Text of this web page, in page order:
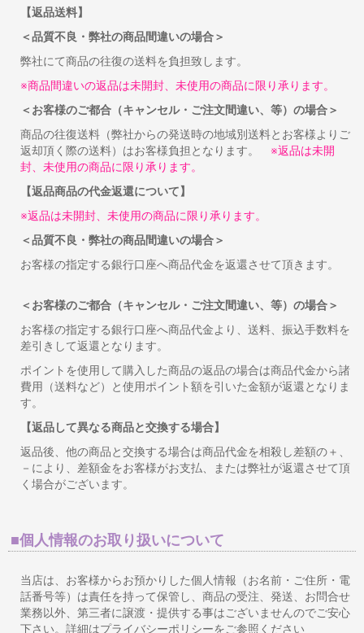
【返品送料】
＜品質不良・弊社の商品間違いの場合＞
弊社にて商品の往復の送料を負担致します。
※商品間違いの返品は未開封、未使用の商品に限り承ります。
＜お客様のご都合（キャンセル・ご注文間違い、等）の場合＞
商品の往復送料（弊社からの発送時の地域別送料とお客様よりご
返却頂く際の送料）はお客様負担となります。 ※返品は未開
封、未使用の商品に限り承ります。
【返品商品の代金返還について】
※返品は未開封、未使用の商品に限り承ります。
＜品質不良・弊社の商品間違いの場合＞
お客様の指定する銀行口座へ商品代金を返還させて頂きます。
＜お客様のご都合（キャンセル・ご注文間違い、等）の場合＞
お客様の指定する銀行口座へ商品代金より、送料、振込手数料を
差引きして返還となります。
ポイントを使用して購入した商品の返品の場合は商品代金から諸
費用（送料など）と使用ポイント額を引いた金額が返還となりま
す。
【返品して異なる商品と交換する場合】
返品後、他の商品と交換する場合は商品代金を相殺し差額の＋、
－により、差額金をお客様がお支払、または弊社が返還させて頂
く場合がございます。
■個人情報のお取り扱いについて
当店は、お客様からお預かりした個人情報（お名前・ご住所・電
話番号等）は責任を持って保管し、商品の受注、発送、お問合せ
業務以外、第三者に譲渡・提供する事はございませんのでご安心
下さい。詳細はプライバシーポリシーをご参照ください